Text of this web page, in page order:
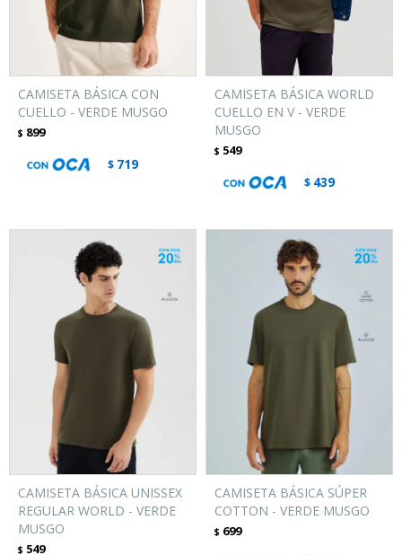
CAMISETA BÁSICA CON
CUELLO - VERDE MUSGO
$ 899
$ 719
CAMISETA BÁSICA WORLD
CUELLO EN V - VERDE
MUSGO
$ 549
$ 439
CAMISETA BÁSICA UNISSEX
REGULAR WORLD - VERDE
MUSGO
$ 549
CAMISETA BÁSICA SÚPER
COTTON - VERDE MUSGO
$ 699